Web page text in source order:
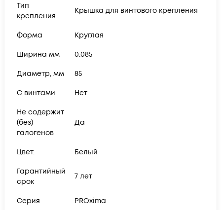
Тип
крепления
Крышка для винтового крепления
Форма Круглая
Ширина мм 0.085
Диаметр, мм 85
С винтами Нет
Не содержит
(без)
галогенов
Да
Цвет. Белый
Гарантийный
срок
7 лет
Серия PROxima